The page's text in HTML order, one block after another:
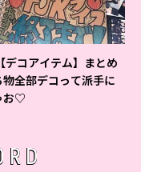
デコアイテム】まとめ
全部デコって派手に
お♡